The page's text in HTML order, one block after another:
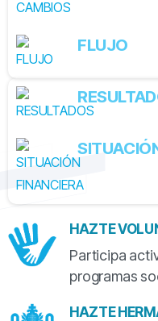
FLUJO
HAZTE
Participa
programas
HAZTE